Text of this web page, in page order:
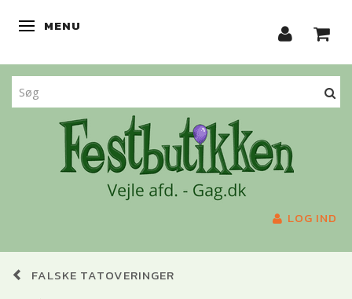
SKIFTE NAVIGATION
MENU
LOG IND
FALSKE TATOVERINGER